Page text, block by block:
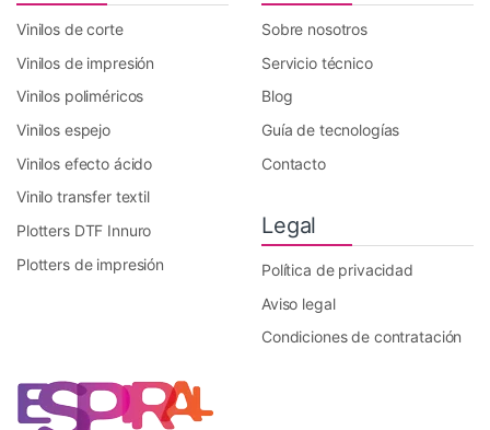
Vinilos de corte
Vinilos de impresión
Vinilos poliméricos
Vinilos espejo
Vinilos efecto ácido
Vinilo transfer textil
Plotters DTF Innuro
Plotters de impresión
Sobre nosotros
Servicio técnico
Blog
Guía de tecnologías
Contacto
Legal
Política de privacidad
Aviso legal
Condiciones de contratación